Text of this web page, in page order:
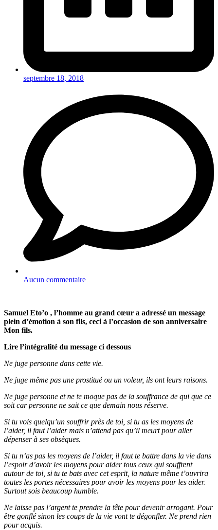
septembre 18, 2018
Aucun commentaire
Samuel Eto’o , l’homme au grand cœur a adressé un message
plein d’émotion à son fils, ceci à l’occasion de son anniversaire
Mon fils.
Lire l’intégralité du message ci dessous
Ne juge personne dans cette vie.
Ne juge même pas une prostitué ou un voleur, ils ont leurs raisons.
Ne juge personne et ne te moque pas de la souffrance de qui que ce
soit car personne ne sait ce que demain nous réserve.
Si tu vois quelqu’un souffrir près de toi, si tu as les moyens de
l’aider, il faut l’aider mais n’attend pas qu’il meurt pour aller
dépenser à ses obsèques.
Si tu n’as pas les moyens de l’aider, il faut te battre dans la vie dans
l’espoir d’avoir les moyens pour aider tous ceux qui souffrent
autour de toi, si tu te bats avec cet esprit, la nature même t’ouvrira
toutes les portes nécessaires pour avoir les moyens pour les aider.
Surtout sois beaucoup humble.
Ne laisse pas l’argent te prendre la tête pour devenir arrogant. Pour
être gonflé sinon les coups de la vie vont te dégonfler. Ne prend rien
pour acquis.